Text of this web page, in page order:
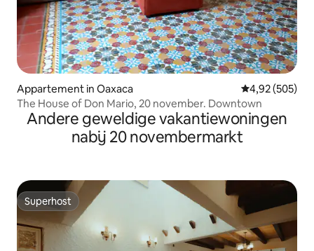
Appartement in Oaxaca Gemiddelde
4,92 (505)
The House of Don Mario, 20 november. Downtown
Andere geweldige vakantiewoningen
nabij 20 novembermarkt
Superhost
Superhost